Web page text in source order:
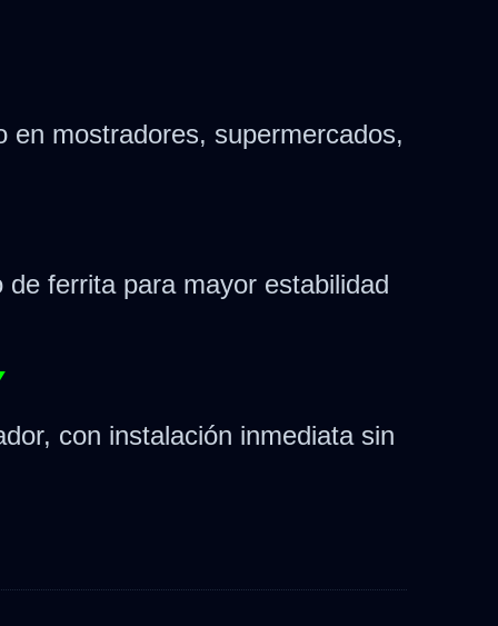
en mostradores, supermercados,
ferrita para mayor estabilidad
con instalación inmediata sin